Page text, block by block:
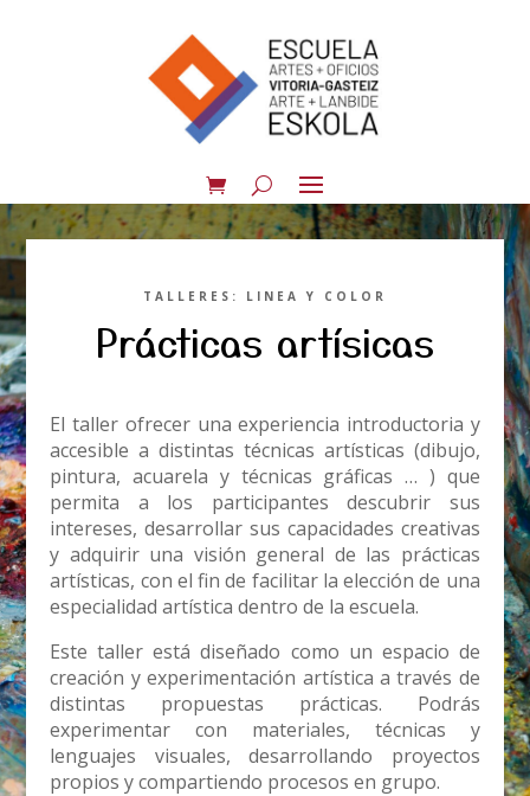
TALLERES: LINEA Y COLOR
Prácticas artísicas
El taller ofrecer una experiencia introductoria y
accesible a distintas técnicas artísticas (dibujo,
pintura, acuarela y técnicas gráficas … ) que
permita a los participantes descubrir sus
intereses, desarrollar sus capacidades creativas
y adquirir una visión general de las prácticas
artísticas, con el fin de facilitar la elección de una
especialidad artística dentro de la escuela.
Este taller está diseñado como un espacio de
creación y experimentación artística a través de
distintas propuestas prácticas. Podrás
experimentar con materiales, técnicas y
lenguajes visuales, desarrollando proyectos
propios y compartiendo procesos en grupo.